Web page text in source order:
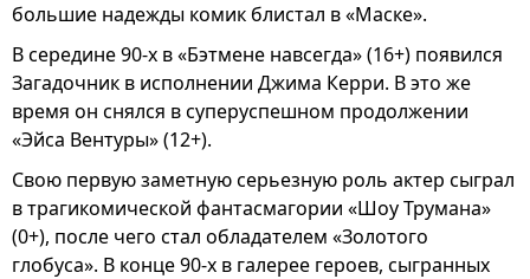
большие надежды комик блистал в «Маске».
В середине 90-х в «Бэтмене навсегда» (16+) появился
Загадочник в исполнении Джима Керри. В это же
время он снялся в суперуспешном продолжении
«Эйса Вентуры» (12+).
Свою первую заметную серьезную роль актер сыграл
в трагикомической фантасмагории «Шоу Трумана»
(0+), после чего стал обладателем «Золотого
глобуса». В конце 90-х в галерее героев, сыгранных